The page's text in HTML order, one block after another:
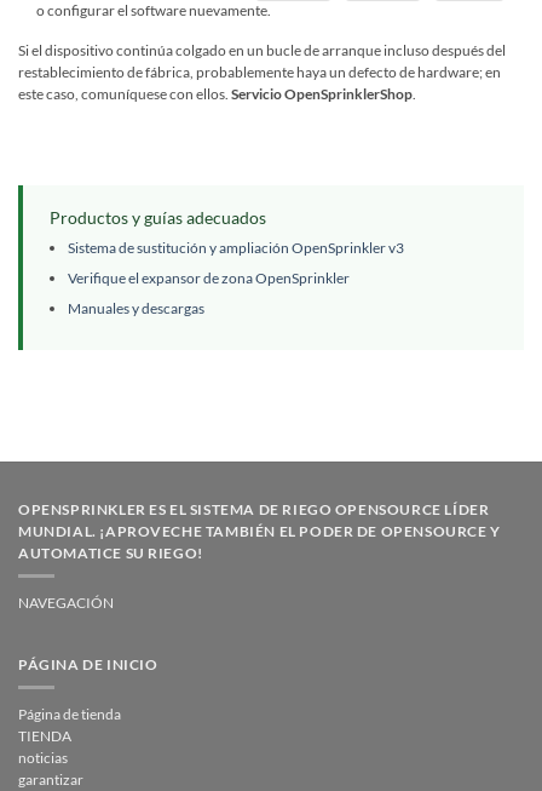
o configurar el software nuevamente.
Si el dispositivo continúa colgado en un bucle de arranque incluso después del
restablecimiento de fábrica, probablemente haya un defecto de hardware; en
este caso, comuníquese con ellos. Servicio OpenSprinklerShop.
Productos y guías adecuados
Sistema de sustitución y ampliación OpenSprinkler v3
Verifique el expansor de zona OpenSprinkler
Manuales y descargas
OPENSPRINKLER ES EL SISTEMA DE RIEGO OPENSOURCE LÍDER
MUNDIAL. ¡APROVECHE TAMBIÉN EL PODER DE OPENSOURCE Y
AUTOMATICE SU RIEGO!
NAVEGACIÓN
PÁGINA DE INICIO
Página de tienda
TIENDA
noticias
garantizar